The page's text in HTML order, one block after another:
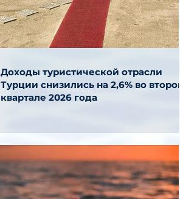
Доходы туристической отрасли
Турции снизились на 2,6% во втором
квартале 2026 года